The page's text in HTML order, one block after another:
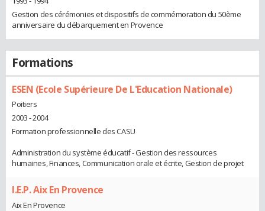
Gestion des cérémonies et dispositifs de commémoration du 50ème
anniversaire du débarquement en Provence
Formations
ESEN (Ecole Supérieure De L'Education Nationale)
Poitiers
2003 - 2004
Formation professionnelle des CASU
Administration du système éducatif - Gestion des ressources
humaines, Finances, Communication orale et écrite, Gestion de projet
I.E.P. Aix En Provence
Aix En Provence